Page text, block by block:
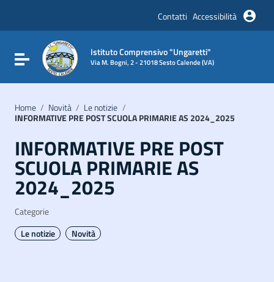
Vai al footer
Contatti Accessibilità
Attiva / disattiva la navigazione
Istituto Comprensivo "Ungaretti"
Via M. Bogni, 2 - 21018 Sesto Calende (VA)
Home / Novità / Le notizie /
INFORMATIVE PRE POST SCUOLA PRIMARIE AS 2024_2025
INFORMATIVE PRE POST
SCUOLA PRIMARIE AS
2024_2025
Categorie
Le notizie
Novità